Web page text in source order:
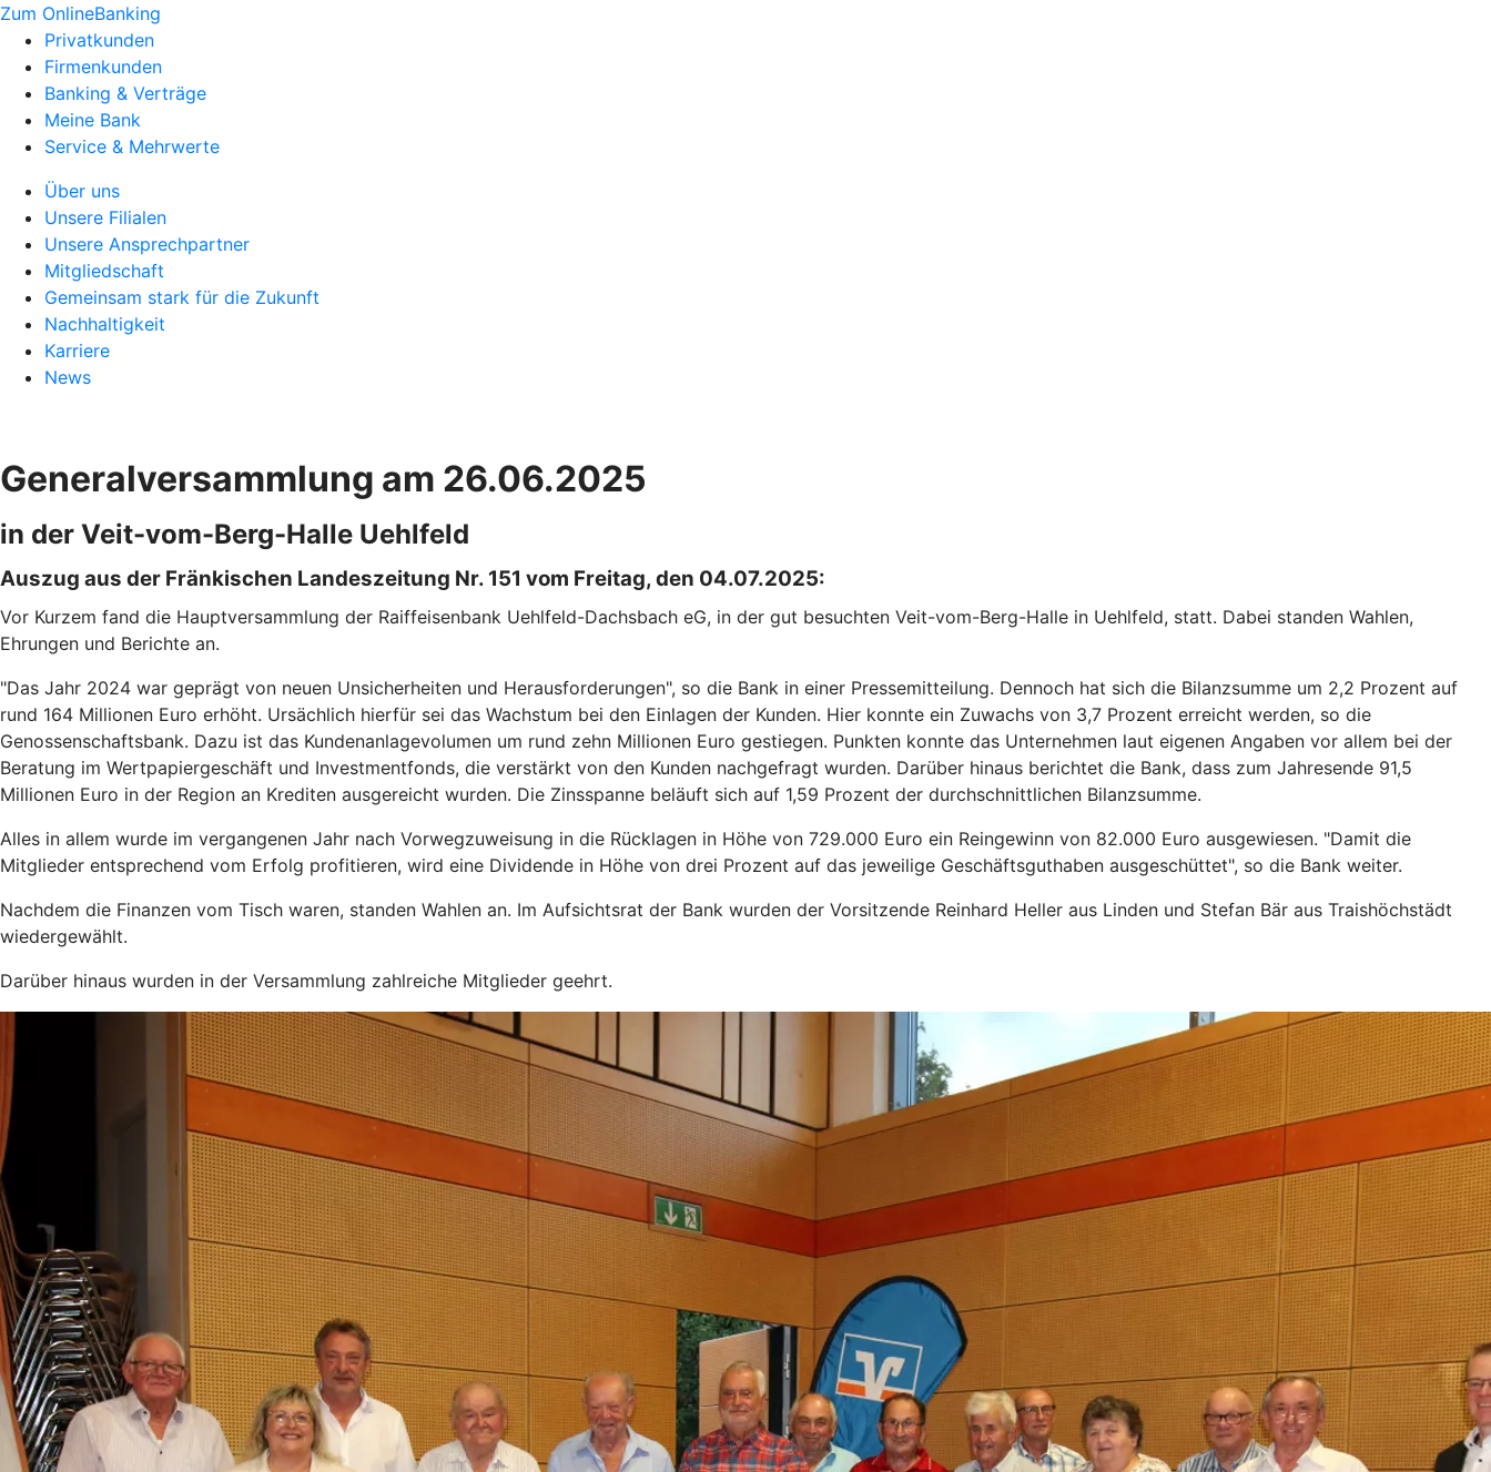
Zum OnlineBanking
Privatkunden
Firmenkunden
Banking & Verträge
Meine Bank
Service & Mehrwerte
Über uns
Unsere Filialen
Unsere Ansprechpartner
Mitgliedschaft
Gemeinsam stark für die Zukunft
Nachhaltigkeit
Karriere
News
Generalversammlung am 26.06.2025
in der Veit-vom-Berg-Halle Uehlfeld
Auszug aus der Fränkischen Landeszeitung Nr. 151 vom Freitag, den 04.07.2025:
Vor Kurzem fand die Hauptversammlung der Raiffeisenbank Uehlfeld-Dachsbach eG, in der gut besuchten Veit-vom-Berg-Halle in Uehlfeld, statt. Dabei standen Wahlen,
Ehrungen und Berichte an.
"Das Jahr 2024 war geprägt von neuen Unsicherheiten und Herausforderungen", so die Bank in einer Pressemitteilung. Dennoch hat sich die Bilanzsumme um 2,2 Prozent auf
rund 164 Millionen Euro erhöht. Ursächlich hierfür sei das Wachstum bei den Einlagen der Kunden. Hier konnte ein Zuwachs von 3,7 Prozent erreicht werden, so die
Genossenschaftsbank. Dazu ist das Kundenanlagevolumen um rund zehn Millionen Euro gestiegen. Punkten konnte das Unternehmen laut eigenen Angaben vor allem bei der
Beratung im Wertpapiergeschäft und Investmentfonds, die verstärkt von den Kunden nachgefragt wurden. Darüber hinaus berichtet die Bank, dass zum Jahresende 91,5
Millionen Euro in der Region an Krediten ausgereicht wurden. Die Zinsspanne beläuft sich auf 1,59 Prozent der durchschnittlichen Bilanzsumme.
Alles in allem wurde im vergangenen Jahr nach Vorwegzuweisung in die Rücklagen in Höhe von 729.000 Euro ein Reingewinn von 82.000 Euro ausgewiesen. "Damit die
Mitglieder entsprechend vom Erfolg profitieren, wird eine Dividende in Höhe von drei Prozent auf das jeweilige Geschäftsguthaben ausgeschüttet", so die Bank weiter.
Nachdem die Finanzen vom Tisch waren, standen Wahlen an. Im Aufsichtsrat der Bank wurden der Vorsitzende Reinhard Heller aus Linden und Stefan Bär aus Traishöchstädt
wiedergewählt.
Darüber hinaus wurden in der Versammlung zahlreiche Mitglieder geehrt.